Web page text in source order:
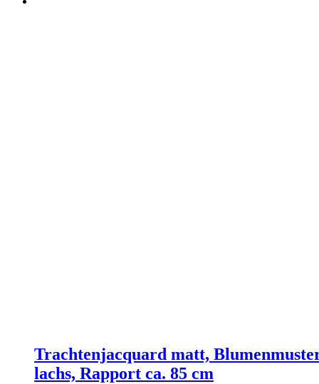
Trachtenjacquard matt,
lachs, Rapport ca. 85 cm